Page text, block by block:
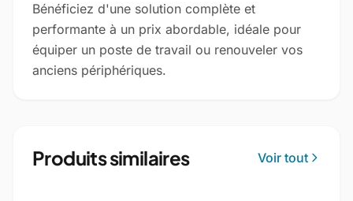
Bénéficiez d'une solution complète et
performante à un prix abordable, idéale pour
équiper un poste de travail ou renouveler vos
anciens périphériques.
Produits similaires Voir tout